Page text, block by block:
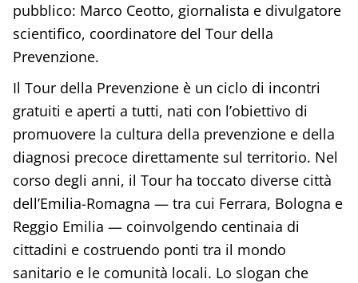
pubblico: Marco Ceotto, giornalista e divulgatore
scientifico, coordinatore del Tour della
Prevenzione.
Il Tour della Prevenzione è un ciclo di incontri
gratuiti e aperti a tutti, nati con l’obiettivo di
promuovere la cultura della prevenzione e della
diagnosi precoce direttamente sul territorio. Nel
corso degli anni, il Tour ha toccato diverse città
dell’Emilia-Romagna — tra cui Ferrara, Bologna e
Reggio Emilia — coinvolgendo centinaia di
cittadini e costruendo ponti tra il mondo
sanitario e le comunità locali. Lo slogan che